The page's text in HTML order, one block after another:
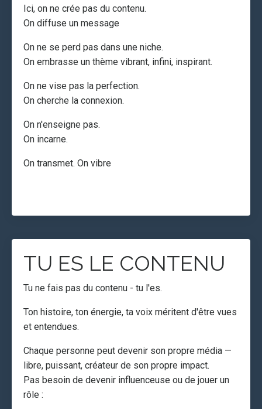
Ici, on ne crée pas du contenu.
On diffuse un message
On ne se perd pas dans une niche.
On embrasse un thème vibrant, infini, inspirant.
On ne vise pas la perfection.
On cherche la connexion.
On n'enseigne pas.
On incarne.
On transmet. On vibre
TU ES LE CONTENU
Tu ne fais pas du contenu - tu l'es.
Ton histoire, ton énergie, ta voix méritent d'être vues
et entendues.
Chaque personne peut devenir son propre média —
libre, puissant, créateur de son propre impact.
Pas besoin de devenir influenceuse ou de jouer un
rôle :